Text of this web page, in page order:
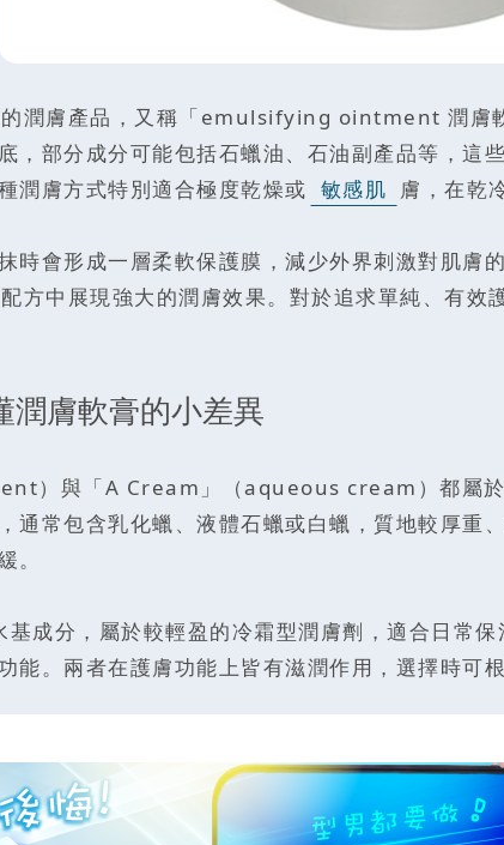
的潤膚產品，又稱「emulsifying ointment 潤膚
，部分成分可能包括石蠟油、石油副產品等，這
潤膚方式特別適合極度乾燥或 敏感肌 膚，在乾
時會形成一層柔軟保護膜，減少外界刺激對肌膚
方中展現強大的潤膚效果。對於追求單純、有
潤膚軟膏的小差異
）與「A Cream」（aqueous cream）都屬於
通常包含乳化蠟、液體石蠟或白蠟，質地較厚重
。
成分，屬於較輕盈的冷霜型潤膚劑，適合日常
能。兩者在護膚功能上皆有滋潤作用，選擇時可